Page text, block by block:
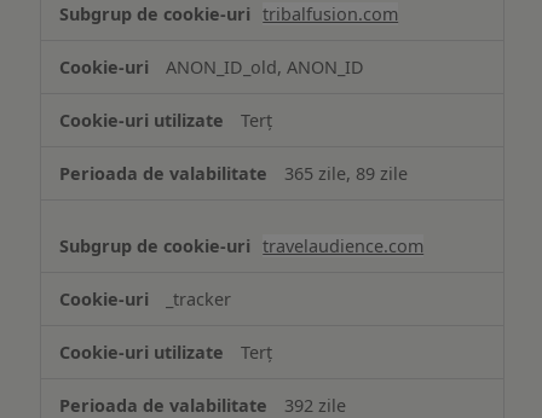
tribalfusion.com
ANON_ID_old, ANON_ID
Terț
365 zile, 89 zile
travelaudience.com
_tracker
Terț
392 zile